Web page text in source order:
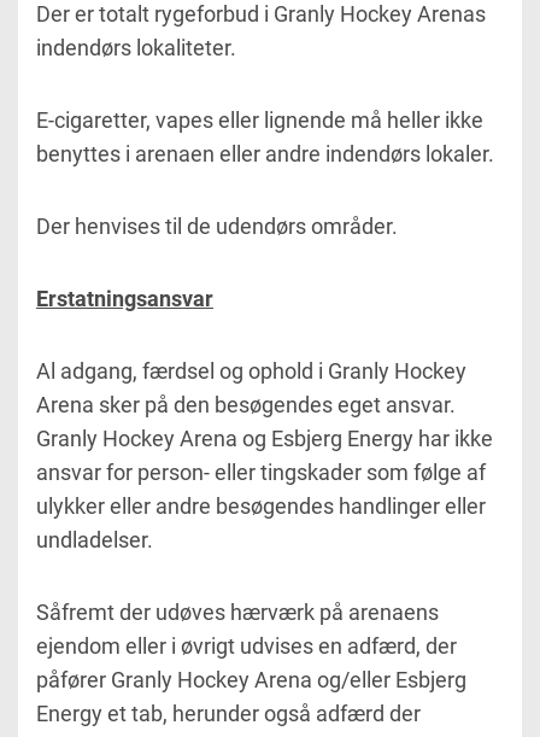
Der er totalt rygeforbud i Granly Hockey Arenas
indendørs lokaliteter.
E-cigaretter, vapes eller lignende må heller ikke
benyttes i arenaen eller andre indendørs lokaler.
Der henvises til de udendørs områder.
Erstatningsansvar
Al adgang, færdsel og ophold i Granly Hockey
Arena sker på den besøgendes eget ansvar.
Granly Hockey Arena og Esbjerg Energy har ikke
ansvar for person- eller tingskader som følge af
ulykker eller andre besøgendes handlinger eller
undladelser.
Såfremt der udøves hærværk på arenaens
ejendom eller i øvrigt udvises en adfærd, der
påfører Granly Hockey Arena og/eller Esbjerg
Energy et tab, herunder også adfærd der